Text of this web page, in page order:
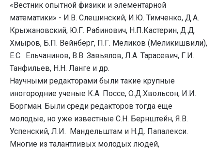
«Вестник опытной физики и элементарной
математики» - И.В. Слешинский, И.Ю. Тимченко, Д.А.
Крыжановский, Ю.Г. Рабинович, Н.П.Кастерин, Д.Д.
Хмыров, Б.П. Вейнберг, П.Г. Меликов (Меликишвили),
Е.С. Ельчанинов, В.В. Завьялов, Л.А. Тарасевич, Г.И.
Танфильев, Н.Н. Ланге и др.
Научными редакторами были такие крупные
иногородние ученые К.А. Поссе, О.Д.Хвольсон, И.И.
Боргман. Были среди редакторов тогда еще
молодые, но уже известные С.Н. Бернштейн, Я.В.
Успенский, Л.И. Мандельштам и Н.Д. Папалекси.
Многие из талантливых молодых людей,